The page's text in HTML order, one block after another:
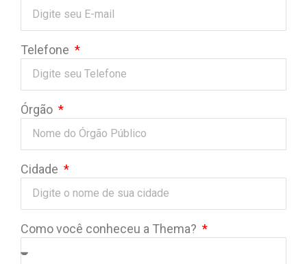
Telefone
Órgão
Cidade
Como você conheceu a Thema?